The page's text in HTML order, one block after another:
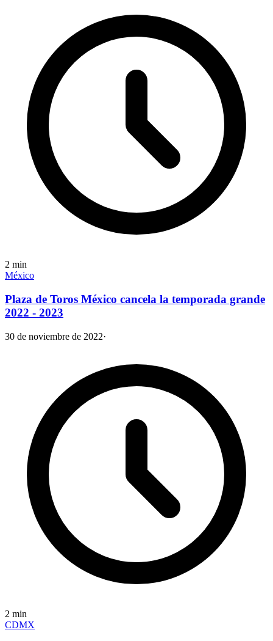
2 min
México
Plaza de Toros México cancela la temporada grande
2022 - 2023
30 de noviembre de 2022·
2 min
CDMX